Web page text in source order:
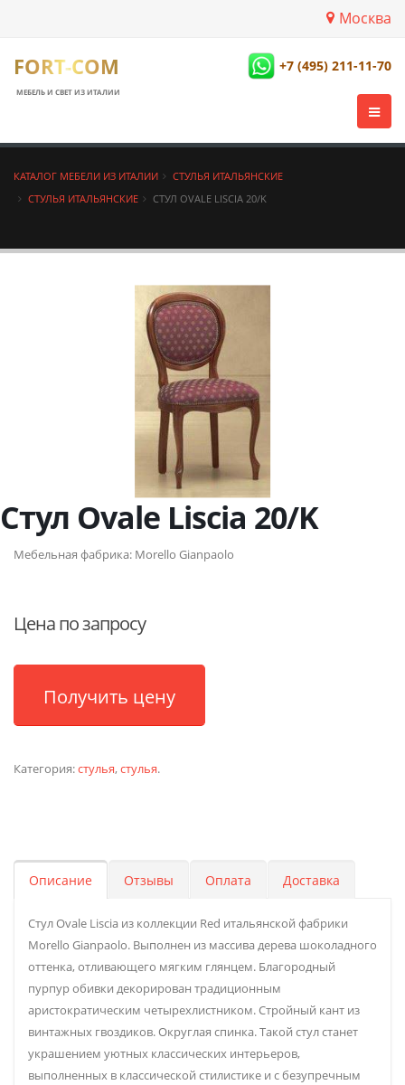
Москва
FORT-COM
МЕБЕЛЬ И СВЕТ ИЗ ИТАЛИИ
+7 (495) 211-11-70
КАТАЛОГ МЕБЕЛИ ИЗ ИТАЛИИ
СТУЛЬЯ ИТАЛЬЯНСКИЕ
СТУЛЬЯ ИТАЛЬЯНСКИЕ
СТУЛ OVALE LISCIA 20/K
Стул Ovale Liscia 20/K
Мебельная фабрика: Morello Gianpaolo
Цена по запросу
Получить цену
Категория:стулья,стулья.
Описание Отзывы Оплата Доставка
Стул Ovale Liscia из коллекции Red итальянской фабрики
Morello Gianpaolo. Выполнен из массива дерева шоколадного
оттенка, отливающего мягким глянцем. Благородный
пурпур обивки декорирован традиционным
аристократическим четырехлистником. Стройный кант из
винтажных гвоздиков. Округлая спинка. Такой стул станет
украшением уютных классических интерьеров,
выполненных в классической стилистике и с безупречным